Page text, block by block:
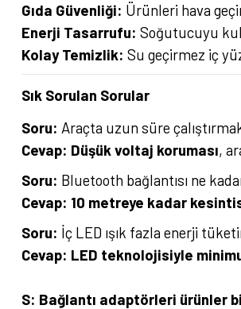
Gıda Güvenliği: Ürünleri hava
Enerji Tasarrufu: Soğutucuyu
Kolay Temizlik: Su geçirmez iç
Sık Sorulan Sorular
Soru: Araçta uzun süre
Cevap: Düşük voltaj koruması,
Soru: Bluetooth bağlantısı ne
Cevap: 10 metreye kadar
Soru: İç LED ışık fazla enerji
Cevap: LED teknolojisiyle
S: Bağlantı adaptörleri ürünler